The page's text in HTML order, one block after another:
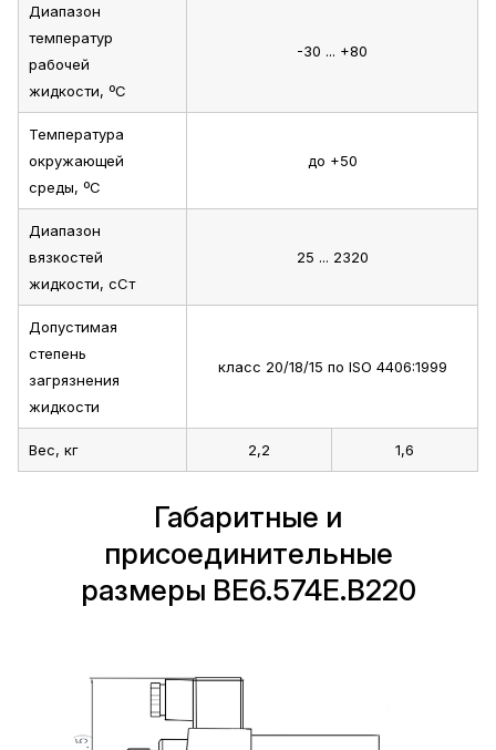
Диапазон
температур
рабочей
жидкости, ºС
-30 ... +80
Температура
окружающей
среды, ºС
до +50
Диапазон
вязкостей
жидкости, сСт
25 ... 2320
Допустимая
степень
загрязнения
жидкости
класс 20/18/15 по ISO 4406:1999
Вес, кг 2,2 1,6
Габаритные и
присоединительные
размеры ВЕ6.574Е.В220